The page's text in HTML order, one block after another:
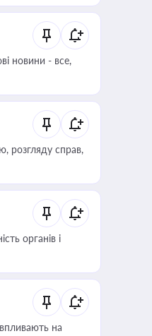
новини - все,
розгляду справ,
органів і
на